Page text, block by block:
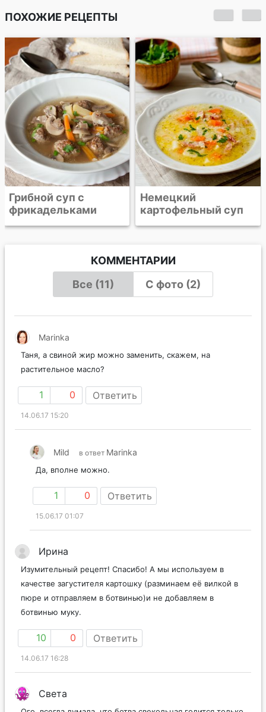
ПОХОЖИЕ РЕЦЕПТЫ
Немецкий
картофельный суп
Бограч
КОММЕНТАРИИ
Все (11)
С фото (2)
Marinka
Таня, а свиной жир можно заменить, скажем, на
растительное масло?
1 0 Ответить
14.06.17 15:20
Mild в ответ Marinka
Да, вполне можно.
1 0 Ответить
15.06.17 01:07
Ирина
Изумительный рецепт! Спасибо! А мы используем в
качестве загустителя картошку (разминаем её вилкой в
пюре и отправляем в ботвинью)и не добавляем в
ботвинью муку.
10 0 Ответить
14.06.17 16:28
Света